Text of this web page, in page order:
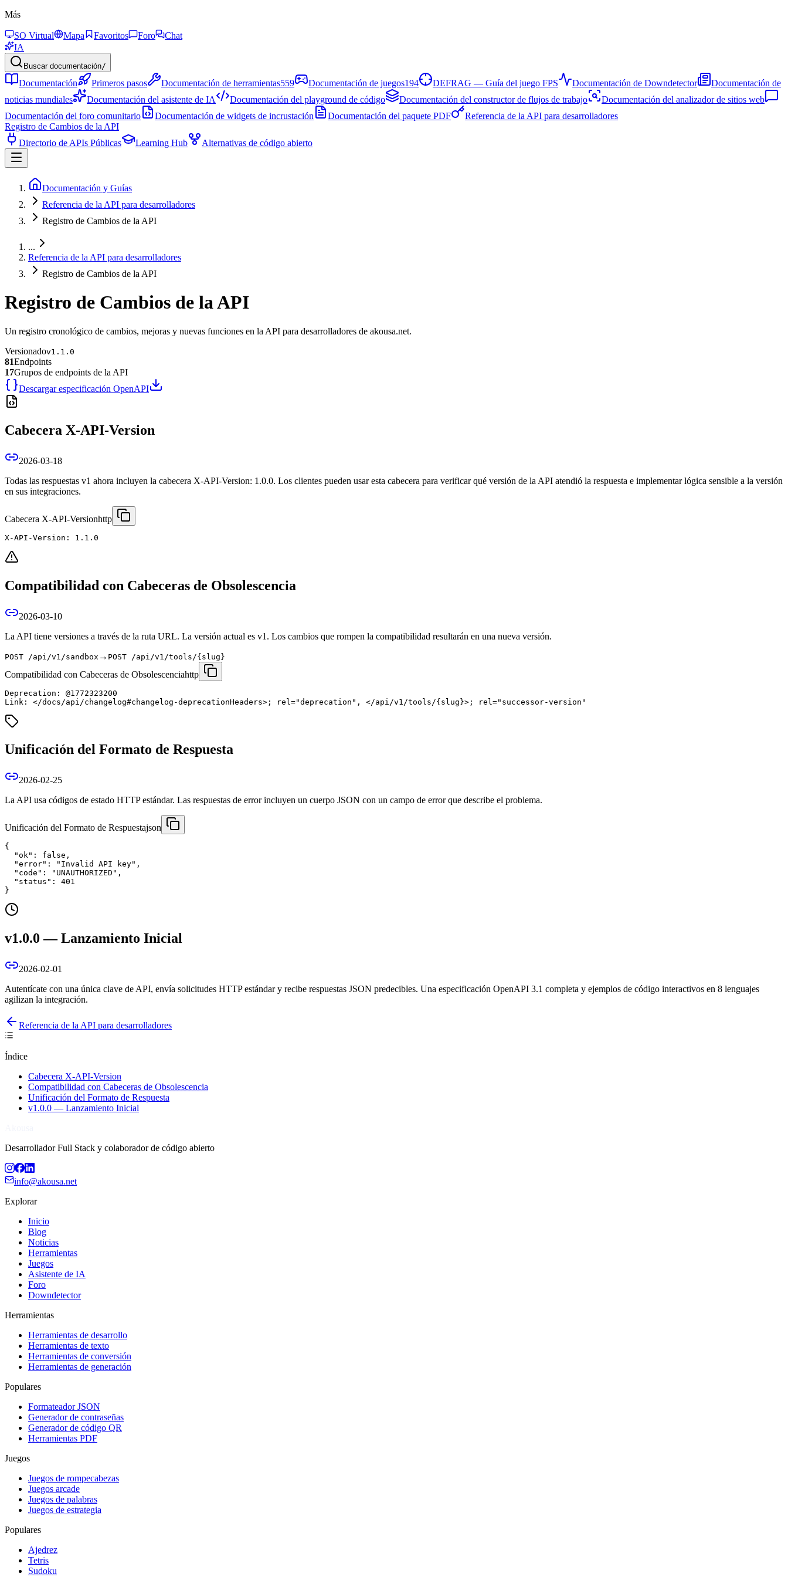
Más
SO Virtual Mapa Favoritos Foro
Chat
IA
Buscar documentación/
Documentación Primeros pasos Documentación de herramientas559 Documentación de juegos194 DEFRAG — Guía del juego FPS Documentación de Downdetector
Documentación de
noticias mundiales
Documentación del asistente de IA Documentación del playground de código Documentación del constructor de flujos de trabajo
Documentación del analizador de sitios web
Documentación del foro comunitario
Documentación de widgets de incrustación Documentación del paquete PDF
Referencia de la API para desarrolladores
Registro de Cambios de la API
Directorio de APIs Públicas
Learning Hub Alternativas de código abierto
Documentación y Guías
Referencia de la API para desarrolladores
Registro de Cambios de la API
...
Referencia de la API para desarrolladores
Registro de Cambios de la API
Registro de Cambios de la API
Un registro cronológico de cambios, mejoras y nuevas funciones en la API para desarrolladores de akousa.net.
Versionadov1.1.0
81Endpoints
17Grupos de endpoints de la API
Descargar especificación OpenAPI
Cabecera X-API-Version
2026-03-18
Todas las respuestas v1 ahora incluyen la cabecera X-API-Version: 1.0.0. Los clientes pueden usar esta cabecera para verificar qué versión de la API atendió la respuesta e implementar lógica sensible a la versión
en sus integraciones.
Cabecera X-API-Versionhttp
X-API-Version: 1.1.0
Compatibilidad con Cabeceras de Obsolescencia
2026-03-10
La API tiene versiones a través de la ruta URL. La versión actual es v1. Los cambios que rompen la compatibilidad resultarán en una nueva versión.
POST /api/v1/sandbox → POST /api/v1/tools/{slug}
Compatibilidad con Cabeceras de Obsolescenciahttp
Deprecation: @1772323200
Link: </docs/api/changelog#changelog-deprecationHeaders>; rel="deprecation", </api/v1/tools/{slug}>; rel="successor-version"
Unificación del Formato de Respuesta
2026-02-25
La API usa códigos de estado HTTP estándar. Las respuestas de error incluyen un cuerpo JSON con un campo de error que describe el problema.
Unificación del Formato de Respuestajson
{
  "ok": false,
  "error": "Invalid API key",
  "code": "UNAUTHORIZED",
  "status": 401
}
v1.0.0 — Lanzamiento Inicial
2026-02-01
Autentícate con una única clave de API, envía solicitudes HTTP estándar y recibe respuestas JSON predecibles. Una especificación OpenAPI 3.1 completa y ejemplos de código interactivos en 8 lenguajes
agilizan la integración.
Referencia de la API para desarrolladores
Índice
Cabecera X-API-Version
Compatibilidad con Cabeceras de Obsolescencia
Unificación del Formato de Respuesta
v1.0.0 — Lanzamiento Inicial
Desarrollador Full Stack y colaborador de código abierto
info@akousa.net
Explorar
Inicio
Blog
Noticias
Herramientas
Juegos
Asistente de IA
Foro
Downdetector
Herramientas
Herramientas de desarrollo
Herramientas de texto
Herramientas de conversión
Herramientas de generación
Populares
Formateador JSON
Generador de contraseñas
Generador de código QR
Herramientas PDF
Juegos
Juegos de rompecabezas
Juegos arcade
Juegos de palabras
Juegos de estrategia
Populares
Ajedrez
Tetris
Sudoku